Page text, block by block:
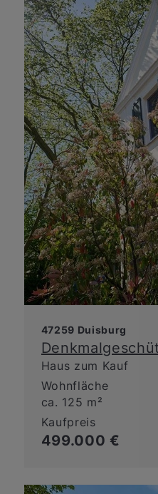
47259 Duisburg
Haus zum Kauf
Wohnfläche
ca. 125 m²
Kaufpreis
499.000 €